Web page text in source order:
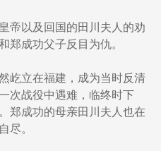
以及回国的田川夫人的劝
郑成功父子反目为仇。
立在福建，成为当时反清
次战役中遇难，临终时下
郑成功的母亲田川夫人也在
尽。